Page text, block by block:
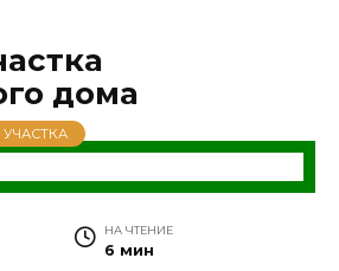
дома
НА ЧТЕНИЕ
6 мин